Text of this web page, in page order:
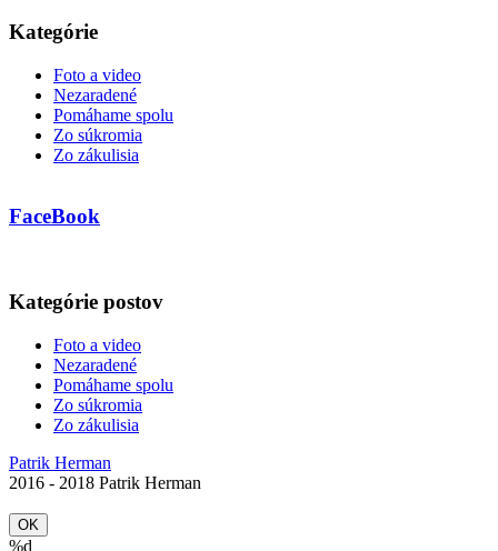
Kategórie
Foto a video
Nezaradené
Pomáhame spolu
Zo súkromia
Zo zákulisia
FaceBook
Kategórie postov
Foto a video
Nezaradené
Pomáhame spolu
Zo súkromia
Zo zákulisia
Patrik Herman
2016 - 2018 Patrik Herman
OK
%d